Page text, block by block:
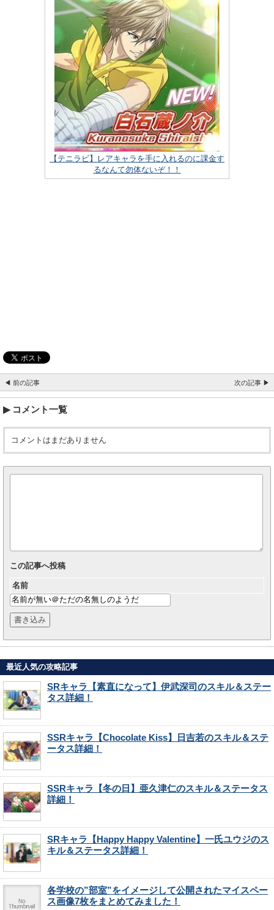
【テニラビ】レアキャラを手に入れるのに課金す
るなんて勿体ないぞ！！
◀ 前の記事 次の記事 ▶
コメント一覧
コメントはまだありません
この記事へ投稿
名前
最近人気の攻略記事
SRキャラ【素直になって】伊武深司のスキル＆ステー
タス詳細！
SSRキャラ【Chocolate Kiss】日吉若のスキル＆ステ
ータス詳細！
SSRキャラ【冬の日】亜久津仁のスキル＆ステータス
詳細！
SRキャラ【Happy Happy Valentine】一氏ユウジのス
キル＆ステータス詳細！
各学校の”部室”をイメージして公開されたマイスペー
ス画像7枚をまとめてみました！